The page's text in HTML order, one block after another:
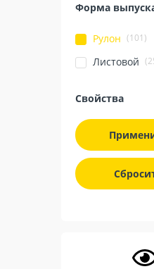
Форма
Рулон (101)
Листовой
Свойства